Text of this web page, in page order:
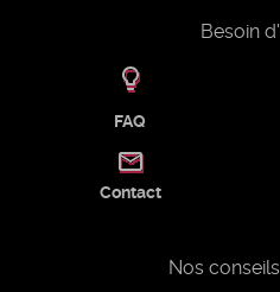
Besoin
FAQ
Contact
Nos